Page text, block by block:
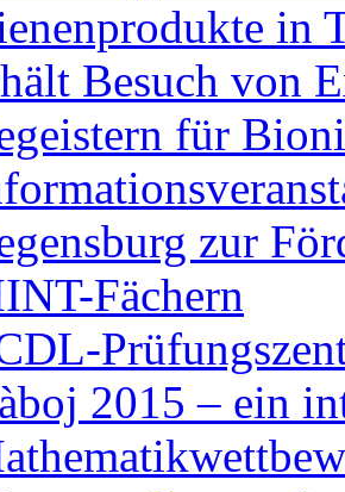
in
Besuch von
für
zur
Fächern
2015 – ein